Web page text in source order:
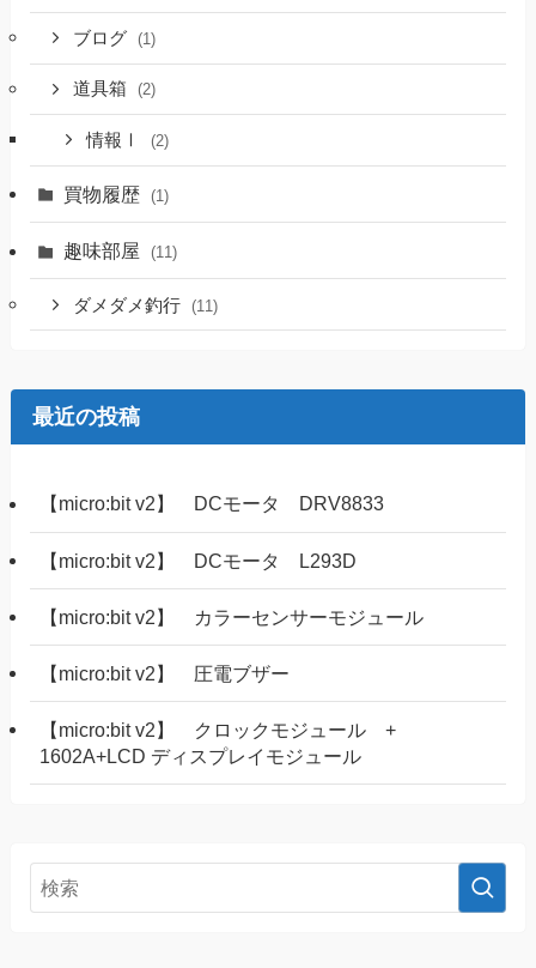
ブログ (1)
道具箱 (2)
情報Ⅰ (2)
買物履歴 (1)
趣味部屋 (11)
ダメダメ釣行 (11)
最近の投稿
【micro:bit v2】 DCモータ DRV8833
【micro:bit v2】 DCモータ L293D
【micro:bit v2】 カラーセンサーモジュール
【micro:bit v2】 圧電ブザー
【micro:bit v2】 クロックモジュール +
1602A+LCD ディスプレイモジュール